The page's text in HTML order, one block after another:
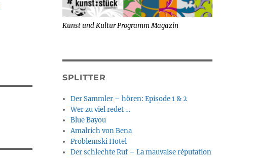
Kunst und Kultur Programm Magazin
SPLITTER
Der Sammler – hören: Episode 1 & 2
Wer zu viel redet …
Blue Bayou
Amalrich von Bena
Problemski Hotel
Der schlechte Ruf – La mauvaise réputation